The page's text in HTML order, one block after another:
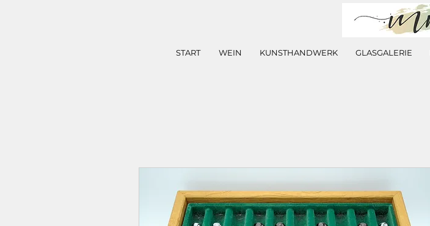
START WEIN KUNSTHANDWERK GLASGALERIE